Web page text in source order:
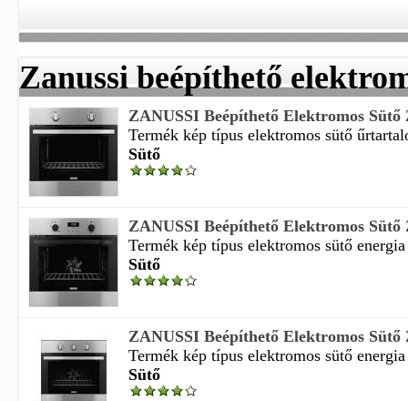
Zanussi beépíthető
ZANUSSI Beépíthető Elektromos Sütő
Termék kép típus elektromos sütő
Sütő
ZANUSSI Beépíthető Elektromos Sütő
Termék kép típus elektromos sütő
Sütő
ZANUSSI Beépíthető Elektromos Sütő
Termék kép típus elektromos sütő
Sütő